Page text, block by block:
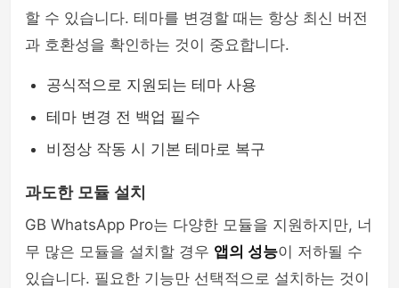
할 수 있습니다. 테마를 변경할 때는 항상 최신 버전
과 호환성을 확인하는 것이 중요합니다.
공식적으로 지원되는 테마 사용
테마 변경 전 백업 필수
비정상 작동 시 기본 테마로 복구
과도한 모듈 설치
GB WhatsApp Pro는 다양한 모듈을 지원하지만, 너
무 많은 모듈을 설치할 경우 앱의 성능이 저하될 수
있습니다. 필요한 기능만 선택적으로 설치하는 것이